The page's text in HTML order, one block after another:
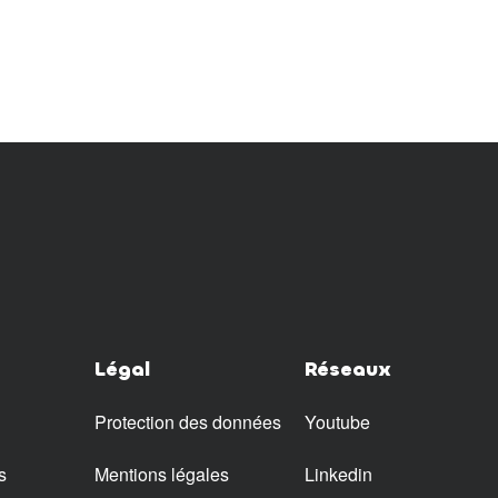
Légal
Protection des données
Mentions légales
Réseaux
Youtube
Linkedin